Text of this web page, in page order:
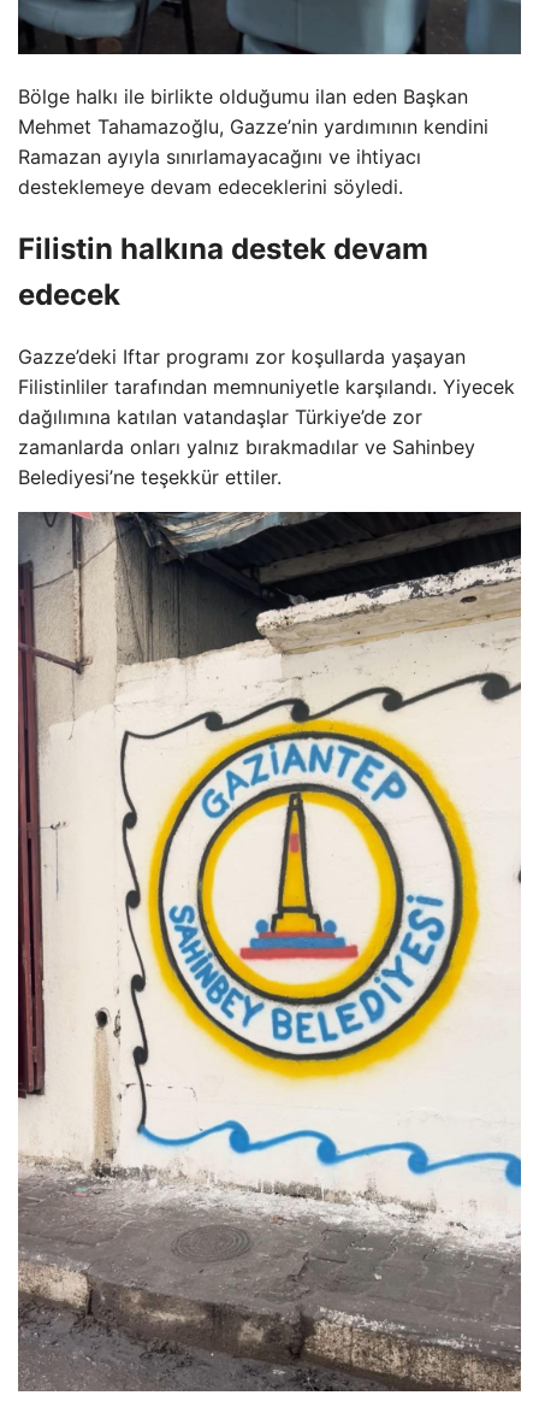
Bölge halkı ile birlikte olduğumu ilan eden Başkan
Mehmet Tahamazoğlu, Gazze’nin yardımının kendini
Ramazan ayıyla sınırlamayacağını ve ihtiyacı
desteklemeye devam edeceklerini söyledi.
Filistin halkına destek devam
edecek
Gazze’deki Iftar programı zor koşullarda yaşayan
Filistinliler tarafından memnuniyetle karşılandı. Yiyecek
dağılımına katılan vatandaşlar Türkiye’de zor
zamanlarda onları yalnız bırakmadılar ve Sahinbey
Belediyesi’ne teşekkür ettiler.